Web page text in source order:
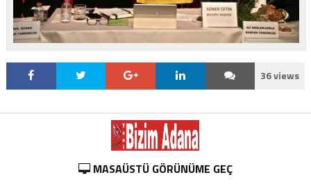
36 views
MASAÜSTÜ GÖRÜNÜME GEÇ